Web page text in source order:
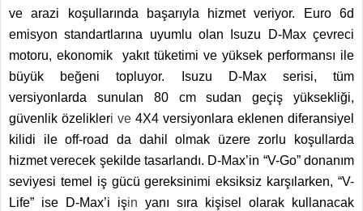
ve arazi koşullarında başarıyla hizmet veriyor. Euro 6d
emisyon standartlarına uyumlu olan Isuzu D-Max çevreci
motoru, ekonomik yakıt tüketimi ve yüksek performansı ile
büyük beğeni topluyor. Isuzu D-Max serisi, tüm
versiyonlarda sunulan 80 cm sudan geçiş yüksekliği,
güvenlik özelikleri ve 4X4 versiyonlara eklenen diferansiyel
kilidi ile off-road da dahil olmak üzere zorlu koşullarda
hizmet verecek şekilde tasarlandı. D-Max’in “V-Go” donanım
seviyesi temel iş gücü gereksinimi eksiksiz karşılarken, “V-
Life” ise D-Max’i işin yanı sıra kişisel olarak kullanacak